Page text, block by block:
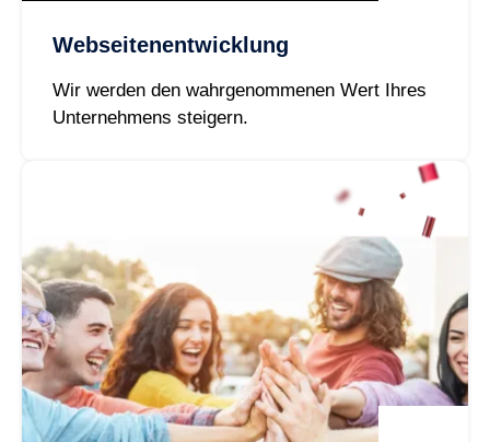
Webseitenentwicklung
Wir werden den wahrgenommenen Wert Ihres
Unternehmens steigern.